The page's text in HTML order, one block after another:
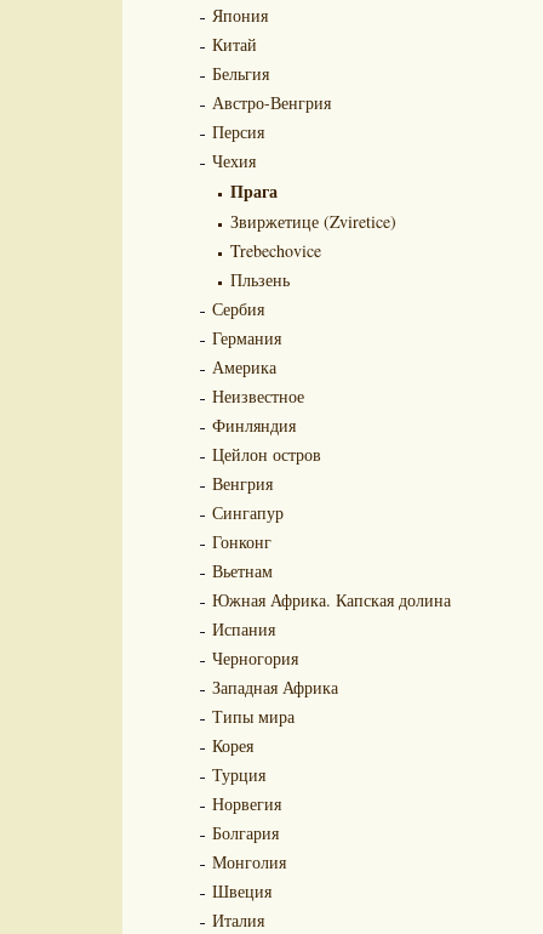
Япония
Китай
Бельгия
Австро-Венгрия
Персия
Чехия
Прага
Звиржетице (Zviretice)
Trebechovice
Пльзень
Сербия
Германия
Америка
Неизвестное
Финляндия
Цейлон остров
Венгрия
Сингапур
Гонконг
Вьетнам
Южная Африка. Капская долина
Испания
Черногория
Западная Африка
Типы мира
Корея
Турция
Норвегия
Болгария
Монголия
Швеция
Италия